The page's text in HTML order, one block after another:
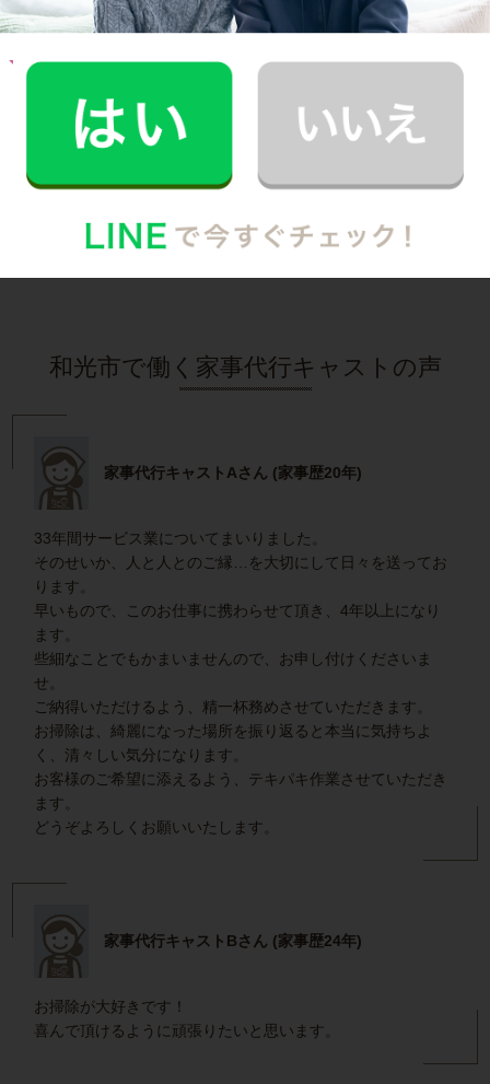
M.K.さん
子どもとコミュニケーションをとる時間が増え
ました！
インタビュー一覧を見る
和光市で働く家事代行キャストの声
家事代行キャストAさん (家事歴20年)
33年間サービス業についてまいりました。
そのせいか、人と人とのご縁…を大切にして日々を送ってお
ります。
早いもので、このお仕事に携わらせて頂き、4年以上になり
ます。
些細なことでもかまいませんので、お申し付けくださいま
せ。
ご納得いただけるよう、精一杯務めさせていただきます。
お掃除は、綺麗になった場所を振り返ると本当に気持ちよ
く、清々しい気分になります。
お客様のご希望に添えるよう、テキパキ作業させていただき
ます。
どうぞよろしくお願いいたします。
家事代行キャストBさん (家事歴24年)
お掃除が大好きです！
喜んで頂けるように頑張りたいと思います。